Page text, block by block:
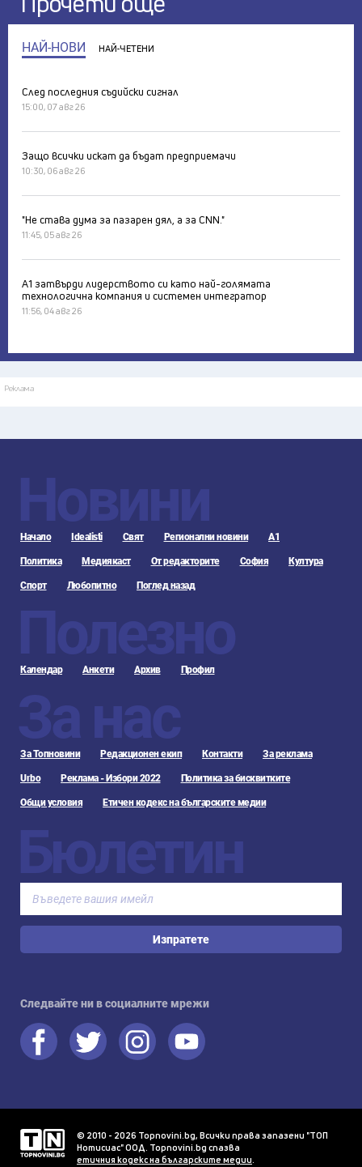
НАЙ-НОВИ НАЙ-ЧЕТЕНИ
След последния съдийски сигнал
15:00, 07 авг 26
Защо всички искат да бъдат предприемачи
10:30, 06 авг 26
"Не става дума за пазарен дял, а за CNN."
11:45, 05 авг 26
А1 затвърди лидерството си като най-голямата
технологична компания и системен интегратор
11:56, 04 авг 26
Реклама
Новини
Начало Idealisti Свят Регионални новини А1
Политика Медиякаст От редакторите София Култура
Спорт Любопитно Поглед назад
Полезно
Календар Анкети Архив Профил
За нас
За Топновини Редакционен екип Контакти За реклама
Urbo Реклама - Избори 2022 Политика за бисквитките
Общи условия Етичен кодекс на българските медии
Бюлетин
Изпратете
Следвайте ни в социалните мрежи
© 2010 - 2026 Topnovini.bg, Всички права запазени "ТОП
Нотисиас" ООД. Topnovini.bg спазва
етичния кодекс на българските медии